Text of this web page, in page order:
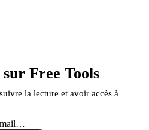
Free Tools
la lecture et avoir accès à
mail…